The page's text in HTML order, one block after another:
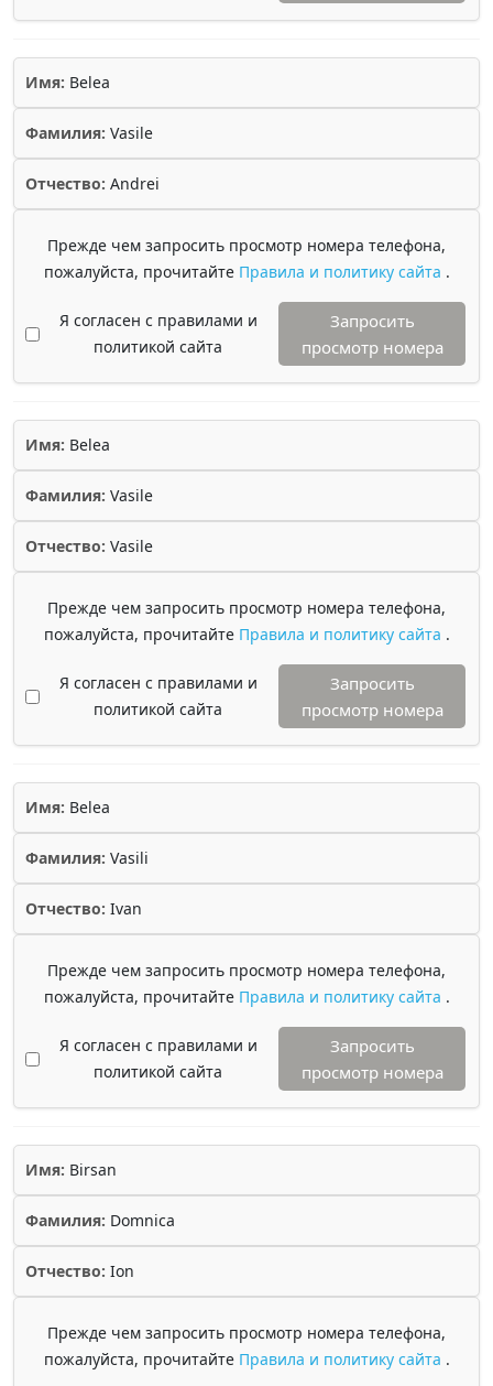
Имя: Belea
Фамилия: Vasile
Отчество: Andrei
Прежде чем запросить просмотр номера телефона,
пожалуйста, прочитайте Правила и политику сайта .
Я согласен с правилами и
политикой сайта
Запросить
просмотр номера
Имя: Belea
Фамилия: Vasile
Отчество: Vasile
Прежде чем запросить просмотр номера телефона,
пожалуйста, прочитайте Правила и политику сайта .
Я согласен с правилами и
политикой сайта
Запросить
просмотр номера
Имя: Belea
Фамилия: Vasili
Отчество: Ivan
Прежде чем запросить просмотр номера телефона,
пожалуйста, прочитайте Правила и политику сайта .
Я согласен с правилами и
политикой сайта
Запросить
просмотр номера
Имя: Birsan
Фамилия: Domnica
Отчество: Ion
Прежде чем запросить просмотр номера телефона,
пожалуйста, прочитайте Правила и политику сайта .